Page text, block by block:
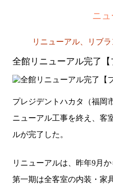
ニュ
リニューアル、リブラ
全館リニューアル完了【
プレジデントハカタ（福岡
ニューアル工事を終え、客
ルが完了した。
リニューアルは、昨年9月
第一期は全客室の内装・家